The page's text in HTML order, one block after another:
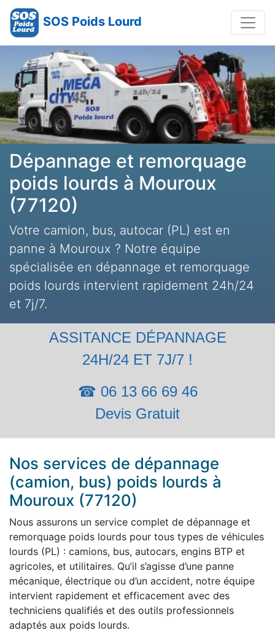
SOS Poids Lourd
Dépannage et remorquage
poids lourds à Mouroux
(77120)
Votre camion, bus, autocar (PL) est en
panne à Mouroux ? Notre équipe
spécialisée en dépannage et remorquage
poids lourds intervient rapidement 24h/24
et 7j/7.
ASSITANCE DÉPANNAGE
24H/24 ET 7J/7 !
☎ 06 13 66 69 46
Devis Gratuit
Nos services de dépannage
(camion, bus) poids lourds à
Mouroux (77120)
Nous assurons un service complet de dépannage et
remorquage poids lourds pour tous types de véhicules
lourds (PL) : camions, bus, autocars, engins BTP et
agricoles, et utilitaires. Qu’il s’agisse d’une panne
mécanique, électrique ou d’un accident, notre équipe
intervient rapidement et efficacement avec des
techniciens qualifiés et des outils professionnels
adaptés aux poids lourds.